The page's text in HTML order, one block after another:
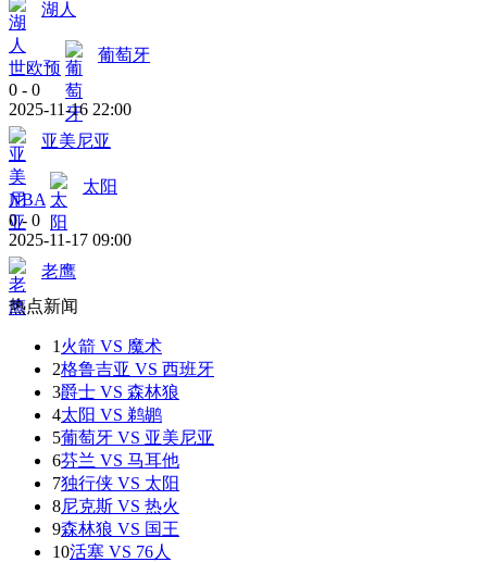
湖人
世欧预
葡萄牙
0 - 0
2025-11-16 22:00
亚美尼亚
NBA
太阳
0 - 0
2025-11-17 09:00
老鹰
热点新闻
1 火箭 VS 魔术
2格鲁吉亚 VS 西班牙
3爵士 VS 森林狼
4太阳 VS 鹈鹕
5葡萄牙 VS 亚美尼亚
6芬兰 VS 马耳他
7独行侠 VS 太阳
8尼克斯 VS 热火
9森林狼 VS 国王
10活塞 VS 76人